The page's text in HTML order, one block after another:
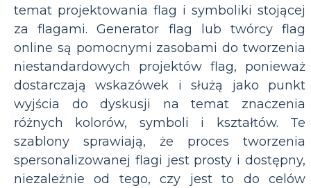
temat projektowania flag i symboliki stojącej
za flagami. Generator flag lub twórcy flag
online są pomocnymi zasobami do tworzenia
niestandardowych projektów flag, ponieważ
dostarczają wskazówek i służą jako punkt
wyjścia do dyskusji na temat znaczenia
różnych kolorów, symboli i kształtów. Te
szablony sprawiają, że proces tworzenia
spersonalizowanej flagi jest prosty i dostępny,
niezależnie od tego, czy jest to do celów